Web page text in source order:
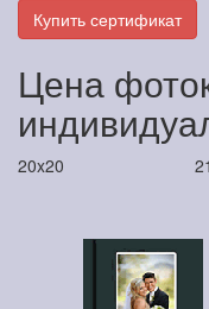
Купить сертификат
Цена
20x20